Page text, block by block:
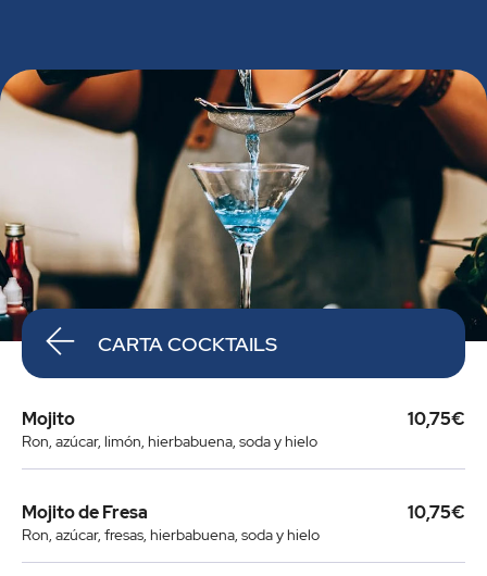
CARTA COCKTAILS
Mojito
Ron, azúcar, limón, hierbabuena, soda y hielo
10,75€
Mojito de Fresa
Ron, azúcar, fresas, hierbabuena, soda y hielo
10,75€